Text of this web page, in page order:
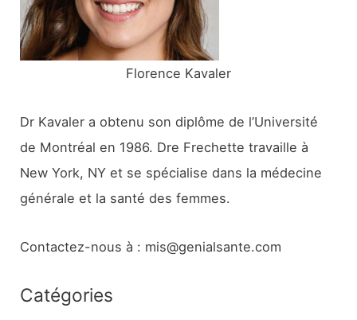
:
Florence Kavaler
Dr Kavaler a obtenu son diplôme de l’Université
de Montréal en 1986. Dre Frechette travaille à
New York, NY et se spécialise dans la médecine
générale et la santé des femmes.
Contactez-nous à : mis@genialsante.com
Catégories